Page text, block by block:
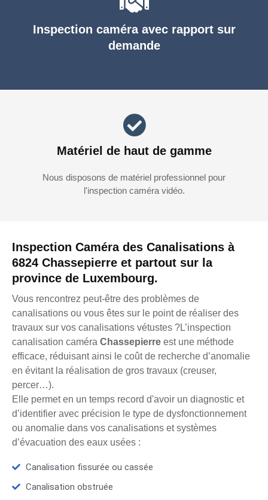
Inspection Caméra des Canalisations à
6824 Chassepierre et partout sur la
province de Luxembourg.
Vous rencontrez peut-être des problèmes de
canalisations ou vous êtes sur le point de réaliser des
travaux sur vos canalisations vétustes ?L’inspection
canalisation caméra Chassepierre est une méthode
efficace, réduisant ainsi le coût de recherche d’anomalie
en évitant la réalisation de gros travaux (creuser,
percer…).
Elle permet en un temps record d'avoir un diagnostic et
d’identifier avec précision le type de dysfonctionnement
ou anomalie dans vos canalisations et systèmes
d’évacuation des eaux usées :
Canalisation fissurée ou cassée
Canalisation obstruée
Inspection caméra avec rapport sur
demande
Matériel de haut de gamme
Nous disposons de matériel professionnel pour
l'inspection caméra vidéo.